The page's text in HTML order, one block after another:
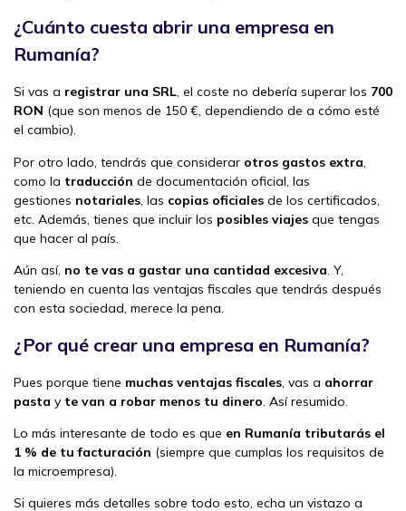
¿Cuánto cuesta abrir una empresa en
Rumanía?
Si vas a registrar una SRL, el coste no debería superar los 700
RON (que son menos de 150 €, dependiendo de a cómo esté
el cambio).
Por otro lado, tendrás que considerar otros gastos extra,
como la traducción de documentación oficial, las
gestiones notariales, las copias oficiales de los certificados,
etc. Además, tienes que incluir los posibles viajes que tengas
que hacer al país.
Aún así, no te vas a gastar una cantidad excesiva. Y,
teniendo en cuenta las ventajas fiscales que tendrás después
con esta sociedad, merece la pena.
¿Por qué crear una empresa en Rumanía?
Pues porque tiene muchas ventajas fiscales , vas a ahorrar
pasta y te van a robar menos tu dinero . Así resumido.
Lo más interesante de todo es que en Rumanía tributarás el
1 % de tu facturación (siempre que cumplas los requisitos de
la microempresa).
Si quieres más detalles sobre todo esto, echa un vistazo a